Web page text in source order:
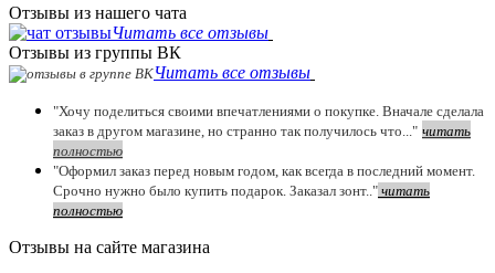
Отзывы из нашего чата
Читать все отзывы
Отзывы из группы ВК
Читать все отзывы
"Хочу поделиться своими впечатлениями о покупке. Вначале сделала
заказ в другом магазине, но странно так получилось что..." читать
полностью
"Оформил заказ перед новым годом, как всегда в последний момент.
Срочно нужно было купить подарок. Заказал зонт.." читать
полностью
Отзывы на сайте магазина